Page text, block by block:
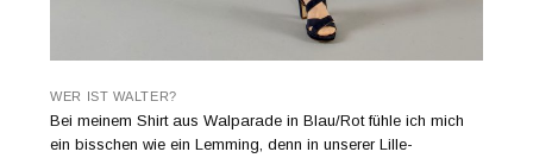
WER IST WALTER?
Bei meinem Shirt aus Walparade in Blau/Rot fühle ich mich
ein bisschen wie ein Lemming, denn in unserer Lille-